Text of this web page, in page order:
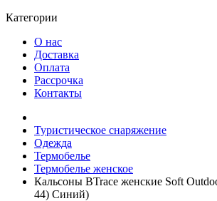
Категории
О нас
Доставка
Оплата
Рассрочка
Контакты
Туристическое снаряжение
Одежда
Термобелье
Термобелье женское
Кальсоны BTrace женские Soft
44) Синий)